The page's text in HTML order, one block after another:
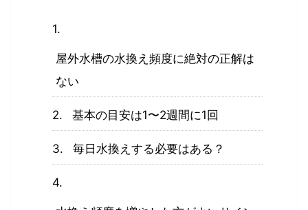
屋外水槽の水換え頻度に絶対の正解は
ない
基本の目安は1〜2週間に1回
毎日水換えする必要はある？